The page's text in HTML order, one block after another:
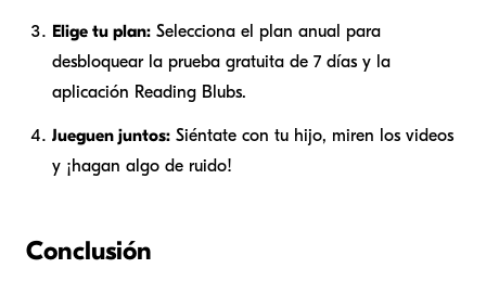
Elige tu plan: Selecciona el plan anual para
desbloquear la prueba gratuita de 7 días y la
aplicación Reading Blubs.
Jueguen juntos: Siéntate con tu hijo, miren los videos
y ¡hagan algo de ruido!
Conclusión